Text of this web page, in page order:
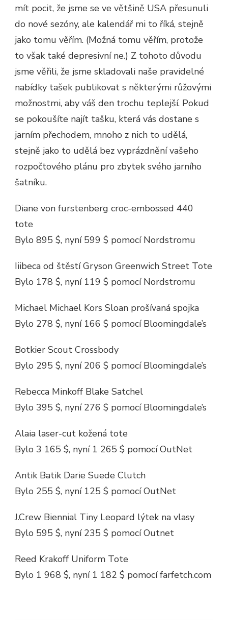
BŘEZNA
mít pocit, že jsme se ve většině USA přesunuli
do nové sezóny, ale kalendář mi to říká, stejně
jako tomu věřím. (Možná tomu věřím, protože
to však také depresivní ne.) Z tohoto důvodu
jsme věřili, že jsme skladovali naše pravidelné
nabídky tašek publikovat s některými růžovými
možnostmi, aby váš den trochu teplejší. Pokud
se pokoušíte najít tašku, která vás dostane s
jarním přechodem, mnoho z nich to udělá,
stejně jako to udělá bez vyprázdnění vašeho
rozpočtového plánu pro zbytek svého jarního
šatníku.
Diane von furstenberg croc-embossed 440
tote
Bylo 895 $, nyní 599 $ pomocí Nordstromu
Iiibeca od štěstí Gryson Greenwich Street Tote
Bylo 178 $, nyní 119 $ pomocí Nordstromu
Michael Michael Kors Sloan prošívaná spojka
Bylo 278 $, nyní 166 $ pomocí Bloomingdale’s
Botkier Scout Crossbody
Bylo 295 $, nyní 206 $ pomocí Bloomingdale’s
Rebecca Minkoff Blake Satchel
Bylo 395 $, nyní 276 $ pomocí Bloomingdale’s
Alaia laser-cut kožená tote
Bylo 3 165 $, nyní 1 265 $ pomocí OutNet
Antik Batik Darie Suede Clutch
Bylo 255 $, nyní 125 $ pomocí OutNet
J.Crew Biennial Tiny Leopard lýtek na vlasy
Bylo 595 $, nyní 235 $ pomocí Outnet
Reed Krakoff Uniform Tote
Bylo 1 968 $, nyní 1 182 $ pomocí farfetch.com